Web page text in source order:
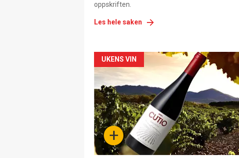
oppskriften.
Les hele saken
Forsiden
akkurat
nå
-
4 +
UKENS VIN